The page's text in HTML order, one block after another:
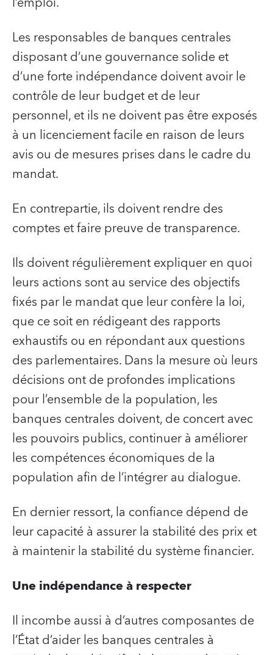
Les responsables de banques centrales
disposant d’une gouvernance solide et
d’une forte indépendance doivent avoir le
contrôle de leur budget et de leur
personnel, et ils ne doivent pas être exposés
à un licenciement facile en raison de leurs
avis ou de mesures prises dans le cadre du
mandat.
En contrepartie, ils doivent rendre des
comptes et faire preuve de transparence.
Ils doivent régulièrement expliquer en quoi
leurs actions sont au service des objectifs
fixés par le mandat que leur confère la loi,
que ce soit en rédigeant des rapports
exhaustifs ou en répondant aux questions
des parlementaires. Dans la mesure où leurs
décisions ont de profondes implications
pour l’ensemble de la population, les
banques centrales doivent, de concert avec
les pouvoirs publics, continuer à améliorer
les compétences économiques de la
population afin de l’intégrer au dialogue.
En dernier ressort, la confiance dépend de
leur capacité à assurer la stabilité des prix et
à maintenir la stabilité du système financier.
Une indépendance à respecter
Il incombe aussi à d’autres composantes de
l’État d’aider les banques centrales à